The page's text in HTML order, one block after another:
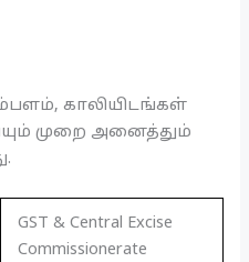
காலியிடங்கள்
முறை அனைத்தும்
GST & Central Excise
Commissionerate